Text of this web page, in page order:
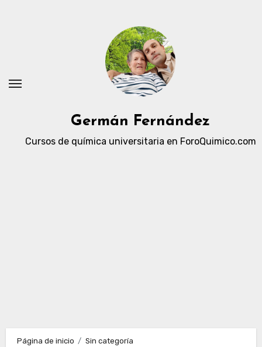
Germán Fernández
Cursos de química universitaria en ForoQuimico.com
Página de inicio
Sin categoría